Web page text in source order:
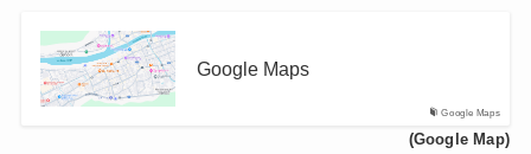
Google Maps
Google Maps
(Google Map)